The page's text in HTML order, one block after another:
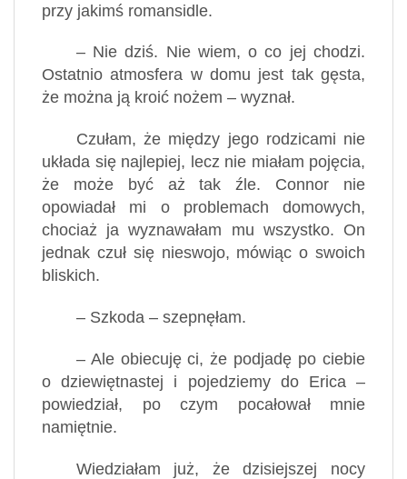
przy jakimś romansidle.
– Nie dziś. Nie wiem, o co jej chodzi.
Ostatnio atmosfera w domu jest tak gęsta,
że można ją kroić nożem – wyznał.
Czułam, że między jego rodzicami nie
układa się najlepiej, lecz nie miałam pojęcia,
że może być aż tak źle. Connor nie
opowiadał mi o problemach domowych,
chociaż ja wyznawałam mu wszystko. On
jednak czuł się nieswojo, mówiąc o swoich
bliskich.
– Szkoda – szepnęłam.
– Ale obiecuję ci, że podjadę po ciebie
o dziewiętnastej i pojedziemy do Erica –
powiedział, po czym pocałował mnie
namiętnie.
Wiedziałam już, że dzisiejszej nocy